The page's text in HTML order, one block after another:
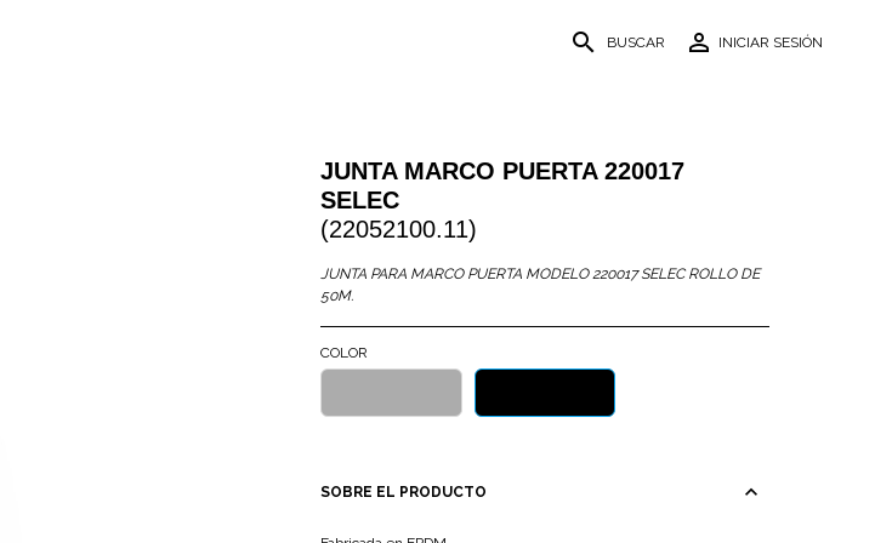
search BUSCAR person_outline INICIAR SESIÓN
JUNTA MARCO PUERTA 220017
SELEC
(22052100.11)
JUNTA PARA MARCO PUERTA MODELO 220017 SELEC ROLLO DE
50M.
COLOR
expand_less
SOBRE EL PRODUCTO